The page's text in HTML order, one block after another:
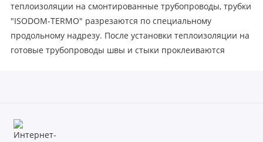
теплоизоляции на смонтированные трубопроводы, трубки
"ISODOM-TERMO" разрезаются по специальному
продольному надрезу. После установки теплоизоляции на
готовые трубопроводы швы и стыки проклеиваются